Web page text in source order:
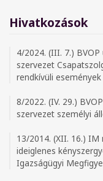
Hivatkozások
4/2024. (III. 7.)
szervezet
rendkívüli
8/2022. (IV. 29.)
szervezet személyi
13/2014. (XII. 16.)
ideiglenes
Igazságügyi